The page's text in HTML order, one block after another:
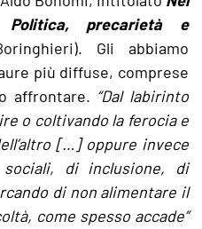
precarietà e
Gli abbiamo
più diffuse, comprese
affrontare. “Dal labirinto
o coltivando la ferocia e
[…] oppure invece
di inclusione, di
di non alimentare il
come spesso accade”